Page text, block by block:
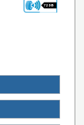
72 DB